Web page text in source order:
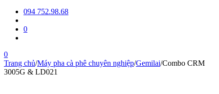
094 752.98.68
0
0
Trang chủ/Máy pha cà phê chuyên nghiệp/Gemilai/Combo CRM
3005G & LD021